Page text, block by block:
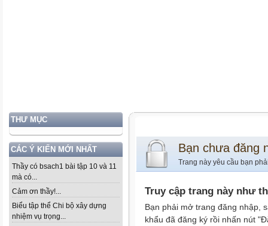
THƯ MỤC
CÁC Ý KIẾN MỚI NHẤT
Thầy có bsach1 bài tập 10 và 11
mà có...
Cảm ơn thầy!...
Biểu tập thể Chi bộ xây dựng
nhiệm vụ trọng...
Bạn chưa đăng
Trang này yêu cầu bạn
Truy cập trang này như
Bạn phải mở trang đăng nhập,
khẩu đã đăng ký rồi nhấn nút